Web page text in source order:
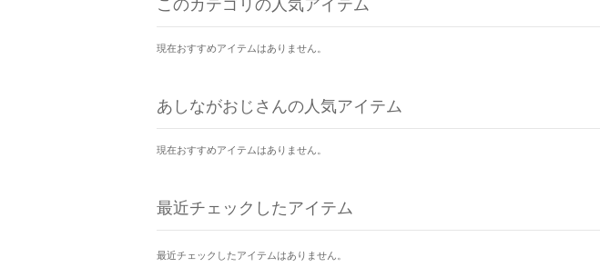
現在おすすめアイテムはありません。
あしながおじさんの人気アイテム
現在おすすめアイテムはありません。
最近チェックしたアイテム
最近チェックしたアイテムはありません。